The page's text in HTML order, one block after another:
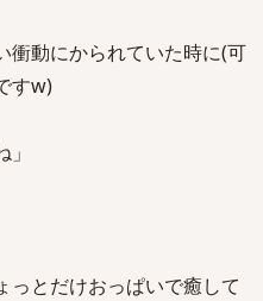
衝動にかられていた時に(可
すw)
っとだけおっぱいで癒して